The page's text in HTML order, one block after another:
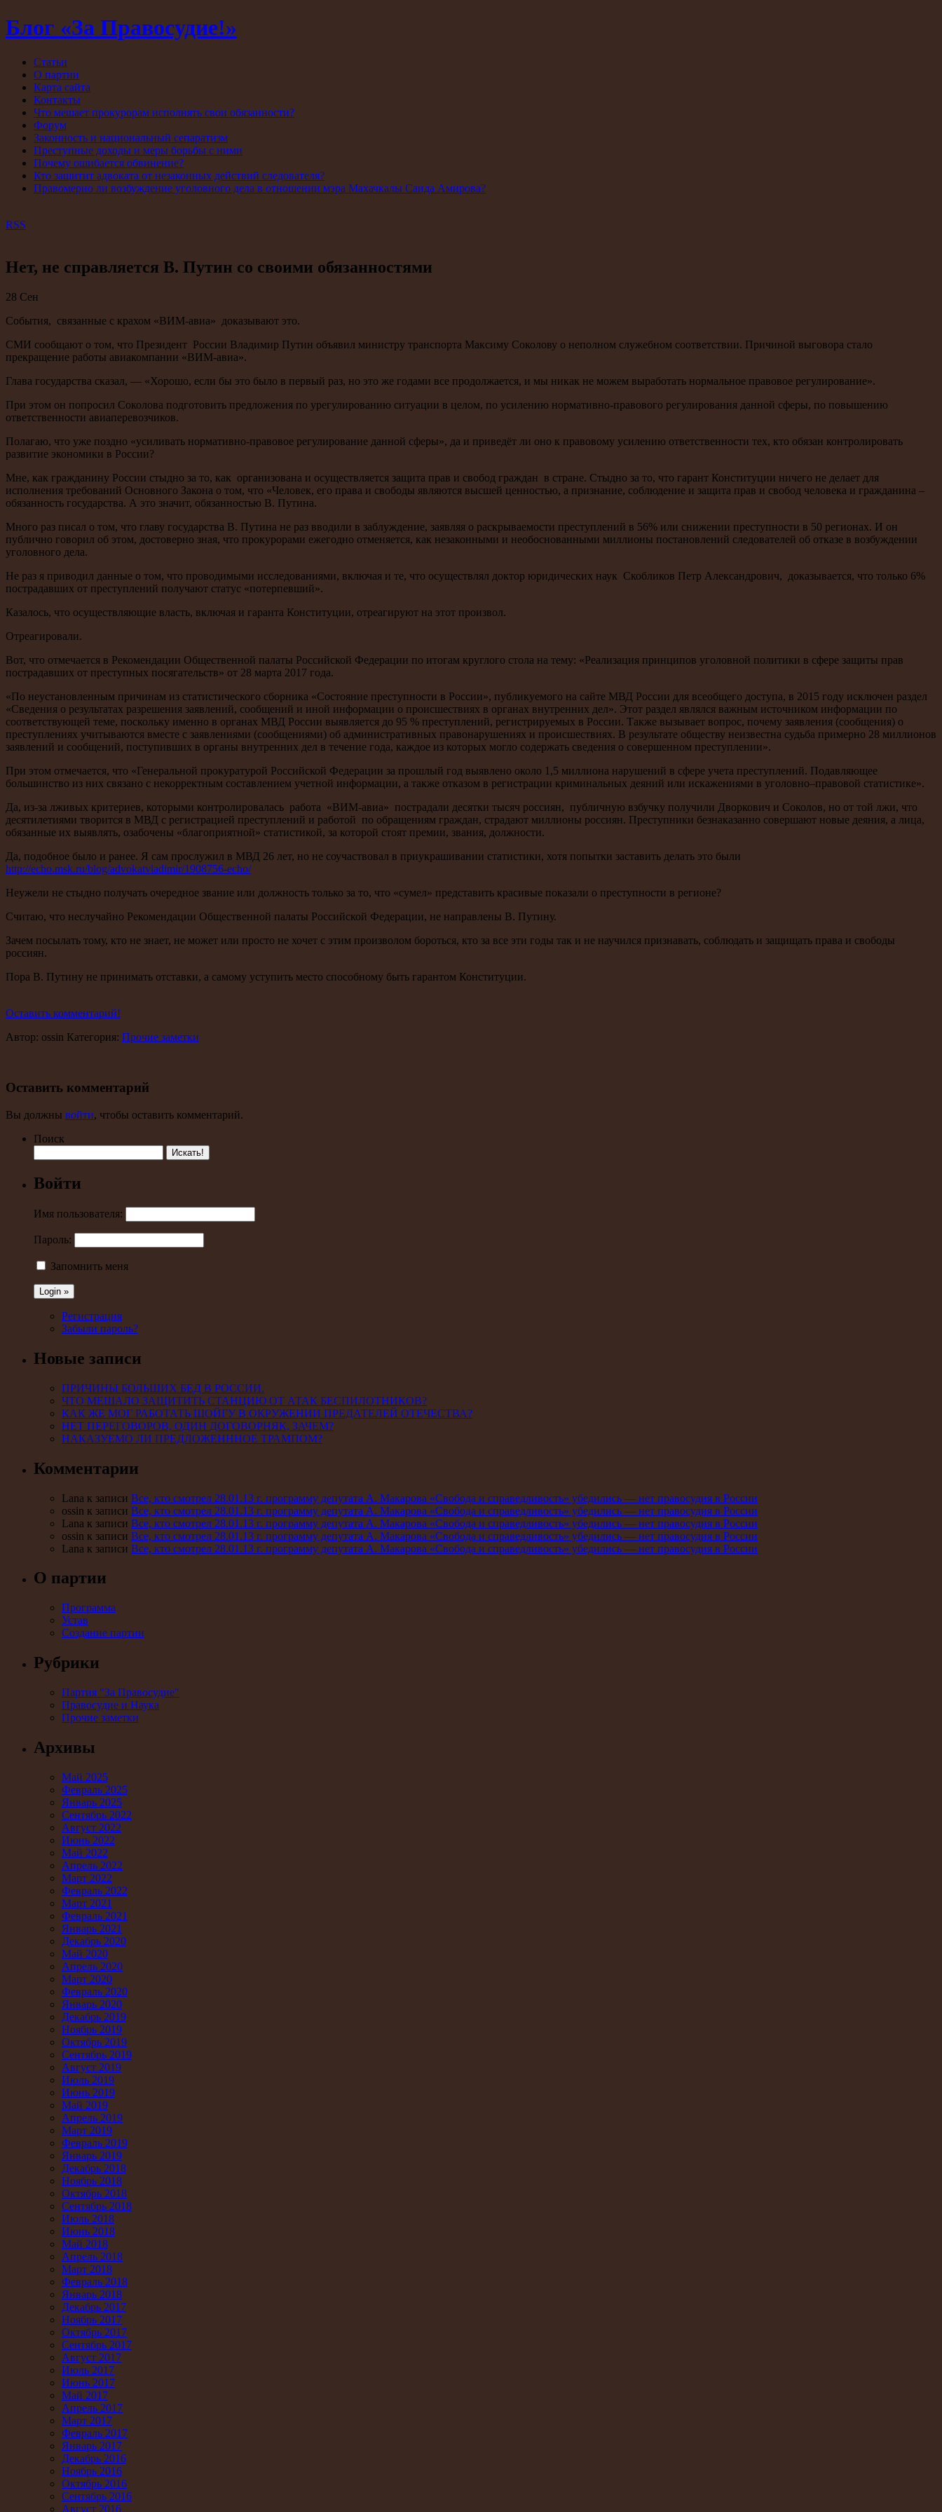
Блог «За Правосудие!»
Статьи
О партии
Карта сайта
Контакты
Что мешает прокурорам исполнять свои обязанности?
Форум
Законность и национальный сепаратизм
Преступные доходы и меры борьбы с ними
Почему ошибается обвинение?
Кто защитит адвоката от незаконных действий следователя?
Правомерно ли возбуждение уголовного дела в отношении мэра Махачкалы Саида Амирова?
RSS
Нет, не справляется В. Путин со своими обязанностями
28 Сен
События, связанные с крахом «ВИМ-авиа» доказывают это.
СМИ сообщают о том, что Президент России Владимир Путин объявил министру транспорта Максиму Соколову о неполном служебном соответствии. Причиной выговора стало
прекращение работы авиакомпании «ВИМ-авиа».
Глава государства сказал, — «Хорошо, если бы это было в первый раз, но это же годами все продолжается, и мы никак не можем выработать нормальное правовое регулирование».
При этом он попросил Соколова подготовить предложения по урегулированию ситуации в целом, по усилению нормативно-правового регулирования данной сферы, по повышению
ответственности авиаперевозчиков.
Полагаю, что уже поздно «усиливать нормативно-правовое регулирование данной сферы», да и приведёт ли оно к правовому усилению ответственности тех, кто обязан контролировать
развитие экономики в России?
Мне, как гражданину России стыдно за то, как организована и осуществляется защита прав и свобод граждан в стране. Стыдно за то, что гарант Конституции ничего не делает для
исполнения требований Основного Закона о том, что «Человек, его права и свободы являются высшей ценностью, а признание, соблюдение и защита прав и свобод человека и гражданина –
обязанность государства. А это значит, обязанностью В. Путина.
Много раз писал о том, что главу государства В. Путина не раз вводили в заблуждение, заявляя о раскрываемости преступлений в 56% или снижении преступности в 50 регионах. И он
публично говорил об этом, достоверно зная, что прокурорами ежегодно отменяется, как незаконными и необоснованными миллионы постановлений следователей об отказе в возбуждении
уголовного дела.
Не раз я приводил данные о том, что проводимыми исследованиями, включая и те, что осуществлял доктор юридических наук Скобликов Петр Александрович, доказывается, что только 6%
пострадавших от преступлений получают статус «потерпевший».
Казалось, что осуществляющие власть, включая и гаранта Конституции, отреагируют на этот произвол.
Отреагировали.
Вот, что отмечается в Рекомендации Общественной палаты Российской Федерации по итогам круглого стола на тему: «Реализация принципов уголовной политики в сфере защиты прав
пострадавших от преступных посягательств» от 28 марта 2017 года.
«По неустановленным причинам из статистического сборника «Состояние преступности в России», публикуемого на сайте МВД России для всеобщего доступа, в 2015 году исключен раздел
«Сведения о результатах разрешения заявлений, сообщений и иной информации о происшествиях в органах внутренних дел». Этот раздел являлся важным источником информации по
соответствующей теме, поскольку именно в органах МВД России выявляется до 95 % преступлений, регистрируемых в России. Также вызывает вопрос, почему заявления (сообщения) о
преступлениях учитываются вместе с заявлениями (сообщениями) об административных правонарушениях и происшествиях. В результате обществу неизвестна судьба примерно 28 миллионов
заявлений и сообщений, поступивших в органы внутренних дел в течение года, каждое из которых могло содержать сведения о совершенном преступлении».
При этом отмечается, что «Генеральной прокуратурой Российской Федерации за прошлый год выявлено около 1,5 миллиона нарушений в сфере учета преступлений. Подавляющее
большинство из них связано с некорректным составлением учетной информации, а также отказом в регистрации криминальных деяний или искажениями в уголовно–правовой статистике».
Да, из-за лживых критериев, которыми контролировалась работа «ВИМ-авиа» пострадали десятки тысяч россиян, публичную взбучку получили Дворкович и Соколов, но от той лжи, что
десятилетиями творится в МВД с регистрацией преступлений и работой по обращениям граждан, страдают миллионы россиян. Преступники безнаказанно совершают новые деяния, а лица,
обязанные их выявлять, озабочены «благоприятной» статистикой, за которой стоят премии, звания, должности.
Да, подобное было и ранее. Я сам прослужил в МВД 26 лет, но не соучаствовал в приукрашивании статистики, хотя попытки заставить делать это были
http://echo.msk.ru/blog/advokatvladimir/1908756-echo/
Неужели не стыдно получать очередное звание или должность только за то, что «сумел» представить красивые показали о преступности в регионе?
Считаю, что неслучайно Рекомендации Общественной палаты Российской Федерации, не направлены В. Путину.
Зачем посылать тому, кто не знает, не может или просто не хочет с этим произволом бороться, кто за все эти годы так и не научился признавать, соблюдать и защищать права и свободы
россиян.
Пора В. Путину не принимать отставки, а самому уступить место способному быть гарантом Конституции.
Оставить комментарий!
Автор: ossin Категория: Прочие заметки
Оставить комментарий
Вы должны войти, чтобы оставить комментарий.
Поиск
Войти
Имя пользователя:
Пароль:
Запомнить меня
Регистрация
Забыли пароль?
Новые записи
ПРИЧИНЫ БОЛЬШИХ БЕД В РОССИИ.
ЧТО МЕШАЛО ЗАЩИТИТЬ СТАНЦИЮ ОТ АТАК БЕСПИЛОТНИКОВ?
КАК ЖЕ МОГ РАБОТАТЬ ШОЙГУ В ОКРУЖЕНИИ ПРЕДАТЕЛЕЙ ОТЕЧЕСТВА?
НЕТ ПЕРЕГОВОРОВ, ОДИН ДОГОВОРНЯК, ЗАЧЕМ?
НАКАЗУЕМО ЛИ ПРЕДЛОЖЕНННОЕ ТРАМПОМ?
Комментарии
Lana к записи Все, кто смотрел 28.01.13 г. программу депутата А. Макарова «Свобода и справедливость» убедились — нет правосудия в России
ossin к записи Все, кто смотрел 28.01.13 г. программу депутата А. Макарова «Свобода и справедливость» убедились — нет правосудия в России
Lana к записи Все, кто смотрел 28.01.13 г. программу депутата А. Макарова «Свобода и справедливость» убедились — нет правосудия в России
ossin к записи Все, кто смотрел 28.01.13 г. программу депутата А. Макарова «Свобода и справедливость» убедились — нет правосудия в России
Lana к записи Все, кто смотрел 28.01.13 г. программу депутата А. Макарова «Свобода и справедливость» убедились — нет правосудия в России
О партии
Программа
Устав
Создание партии
Рубрики
Партия "За Правосудие"
Правосудие и Наука
Прочие заметки
Архивы
Май 2025
Февраль 2025
Январь 2025
Сентябрь 2022
Август 2022
Июнь 2022
Май 2022
Апрель 2022
Март 2022
Февраль 2022
Март 2021
Февраль 2021
Январь 2021
Декабрь 2020
Май 2020
Апрель 2020
Март 2020
Февраль 2020
Январь 2020
Декабрь 2019
Ноябрь 2019
Октябрь 2019
Сентябрь 2019
Август 2019
Июль 2019
Июнь 2019
Май 2019
Апрель 2019
Март 2019
Февраль 2019
Январь 2019
Декабрь 2018
Ноябрь 2018
Октябрь 2018
Сентябрь 2018
Июль 2018
Июнь 2018
Май 2018
Апрель 2018
Март 2018
Февраль 2018
Январь 2018
Декабрь 2017
Ноябрь 2017
Октябрь 2017
Сентябрь 2017
Август 2017
Июль 2017
Июнь 2017
Май 2017
Апрель 2017
Март 2017
Февраль 2017
Январь 2017
Декабрь 2016
Ноябрь 2016
Октябрь 2016
Сентябрь 2016
Август 2016